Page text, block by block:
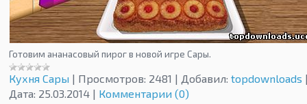
Готовим ананасовый пирог в новой игре Сары.
Кухня Сары | Просмотров: 2481 | Добавил: topdownloads
Дата: 25.03.2014 | Комментарии (0)